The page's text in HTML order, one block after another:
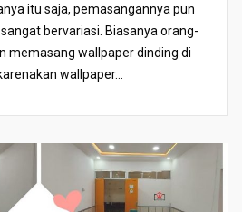
itu saja, pemasangannya pun
bervariasi. Biasanya orang-
memasang wallpaper dinding di
wallpaper...